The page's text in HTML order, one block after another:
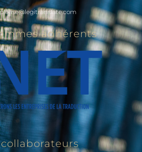
please@legitranslate.com
adhérents
collaborateurs